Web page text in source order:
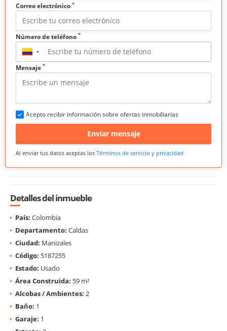
Correo electrónico *
Número de teléfono *
▼
Mensaje *
Acepto recibir información sobre ofertas inmobiliarias
Enviar mensaje
Al enviar tus datos aceptas los Términos de servicio y privacidad
Detalles del inmueble
País: Colombia
Departamento: Caldas
Ciudad: Manizales
Código: 5187255
Estado: Usado
Área Construida: 59 m²
Alcobas / Ambientes: 2
Baño: 1
Garaje: 1